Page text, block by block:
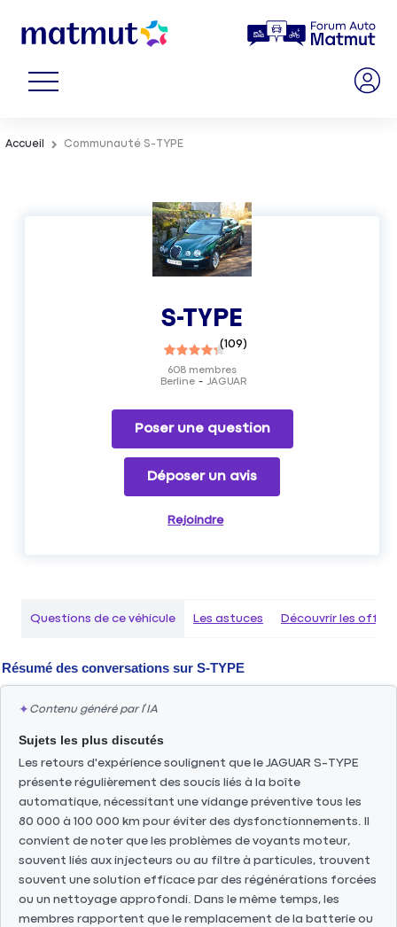
Accueil Communauté S-TYPE
S-TYPE
(109)
Berline JAGUAR
608 membres
Poser une question
Déposer un avis
Rejoindre
Questions de ce véhicule Les astuces Découvrir les
Résumé des conversations sur S-TYPE
✦ Contenu généré par l’IA
Sujets les plus discutés
Les retours d'expérience soulignent que le JAGUAR S-TYPE
présente régulièrement des soucis liés à la boîte
automatique, nécessitant une vidange préventive tous les
80 000 à 100 000 km pour éviter des dysfonctionnements. Il
convient de noter que les problèmes de voyants moteur,
souvent liés aux injecteurs ou au filtre à particules, trouvent
souvent une solution efficace par des régénérations forcées
ou un nettoyage approfondi. Dans le même temps, les
membres rapportent que le remplacement de la batterie ou